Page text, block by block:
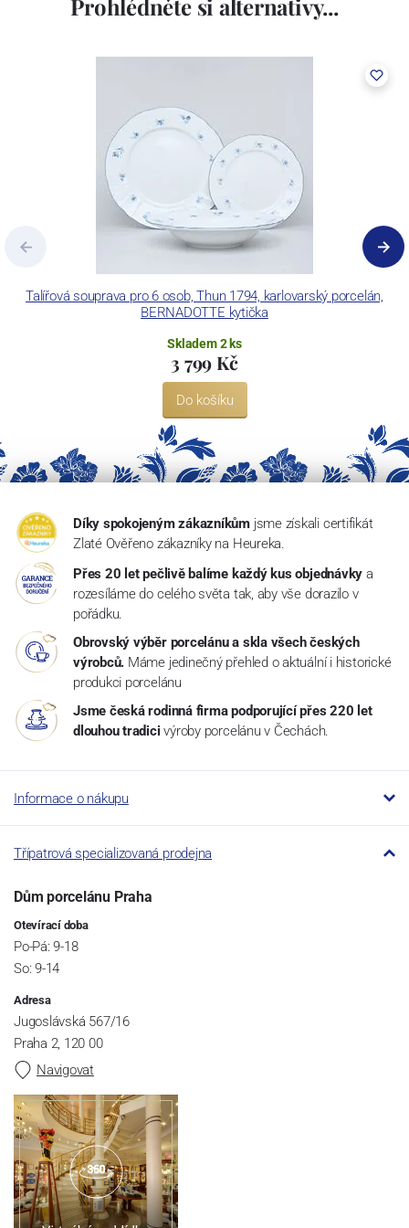
včetně ochranné známky a technologických zařízení. Závod je
pecemi a vtavnou dekorační pecí. Závod je schopen dekorovat své
Concordia Lesov používá ochrannou známku LC a Thun Hotel &
Prohlédněte si alternativy...
Talířová souprava pro 6 osob, Thun 1794, karlovarský porcelán,
BERNADOTTE kytička
Skladem 2 ks
3 799 Kč
Do košíku
Díky spokojeným zákazníkům jsme získali certifikát
Zlaté Ověřeno zákazníky na Heureka.
Přes 20 let pečlivě balíme každý kus objednávky a
rozesíláme do celého světa tak, aby vše dorazilo v
pořádku.
Obrovský výběr porcelánu a skla všech českých
výrobců. Máme jedinečný přehled o aktuální i historické
produkci porcelánu
Jsme česká rodinná firma podporující přes 220 let
dlouhou tradici výroby porcelánu v Čechách.
Informace o nákupu
Třípatrová specializovaná prodejna
Dům porcelánu Praha
Otevírací doba
Po-Pá: 9-18
So: 9-14
Adresa
Jugoslávská 567/16
Praha 2, 120 00
Navigovat